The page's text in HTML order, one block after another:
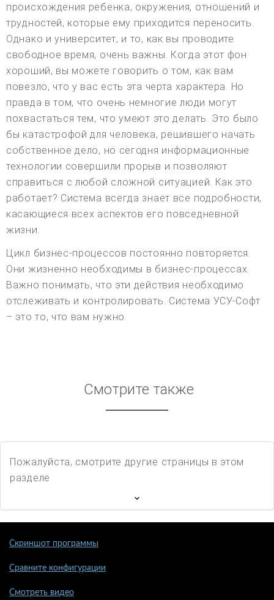
происхождения ребенка, окружения, отношений и
трудностей, которые ему приходится переносить.
Однако и университет, и то, как вы проводите
свободное время, очень важны. Когда этот фон
хороший, вы можете говорить о том, как вам
повезло, что у вас есть эта черта характера. Но
правда в том, что очень немногие люди могут
похвастаться тем, что умеют это делать. Это было
бы катастрофой для человека, решившего начать
собственное дело, но сегодня информационные
технологии совершили прорыв и позволяют
справиться с любой сложной ситуацией. Как это
работает? Система всегда знает все подробности,
касающиеся всех аспектов его повседневной
жизни.
Цикл бизнес-процессов постоянно повторяется.
Они жизненно необходимы в бизнес-процессах.
Важно понимать, что эти действия необходимо
отслеживать и контролировать. Система УСУ-Софт
– это то, что вам нужно.
Смотрите также
Пожалуйста, смотрите другие страницы в этом
разделе
Скриншот программы
Сравните конфигурации
Смотреть видео